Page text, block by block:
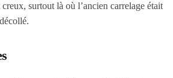
surtout là où l’ancien carrelage était